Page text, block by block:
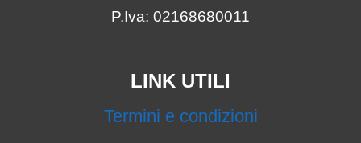
P.Iva: 02168680011
LINK UTILI
Termini e condizioni